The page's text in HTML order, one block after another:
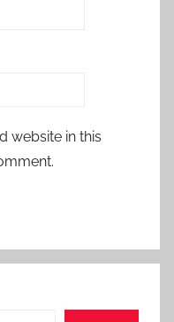
website in this